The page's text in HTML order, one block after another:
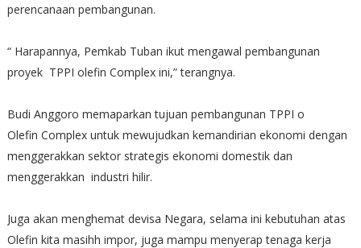
perencanaan pembangunan.
“ Harapannya, Pemkab Tuban ikut mengawal pembangunan
proyek TPPI olefin Complex ini,” terangnya.
Budi Anggoro memaparkan tujuan pembangunan TPPI o
Olefin Complex untuk mewujudkan kemandirian ekonomi dengan
menggerakkan sektor strategis ekonomi domestik dan
menggerakkan industri hilir.
Juga akan menghemat devisa Negara, selama ini kebutuhan atas
Olefin kita masihh impor, juga mampu menyerap tenaga kerja